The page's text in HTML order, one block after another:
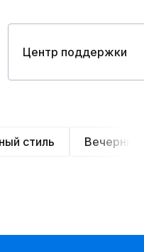
Центр поддержки
стиль Вечерние